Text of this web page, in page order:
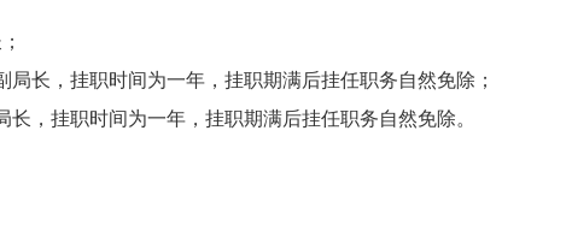
；
局长，挂职时间为一年，挂职期满后挂任职务自然免除；
，挂职时间为一年，挂职期满后挂任职务自然免除。